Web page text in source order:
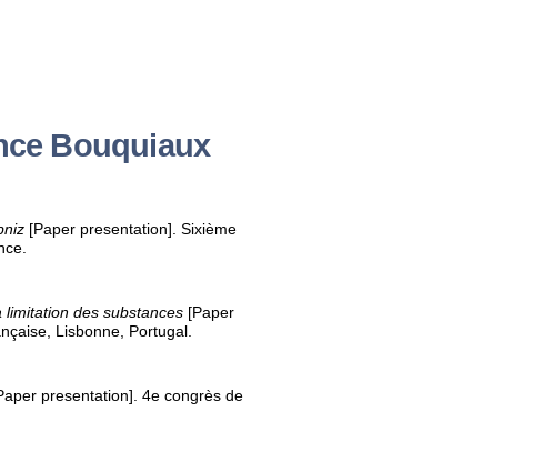
Bouquiaux
[Paper presentation]. Sixième
des substances [Paper
Lisbonne, Portugal.
presentation]. 4e congrès de